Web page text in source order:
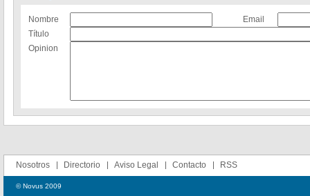
Nombre
Email
Título
Opinion
Nosotros Directorio Aviso Legal Contacto RSS
© Novus 2009